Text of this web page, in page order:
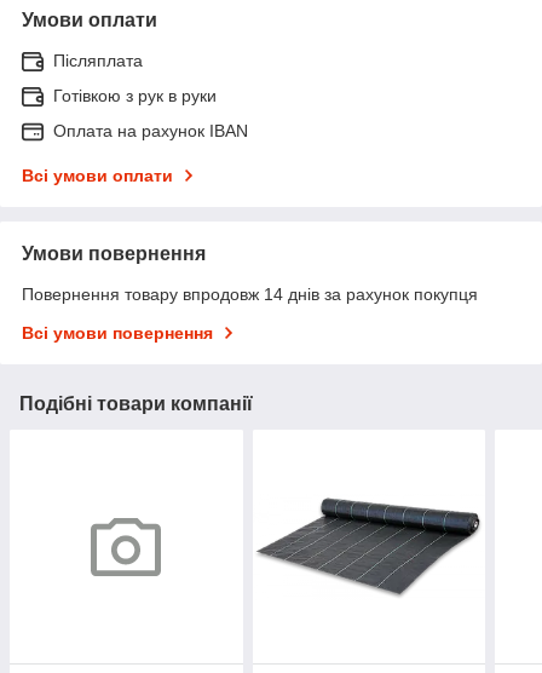
Умови оплати
Післяплата
Готівкою з рук в руки
Оплата на рахунок IBAN
Всі умови оплати
Умови повернення
Повернення товару впродовж 14 днів за рахунок покупця
Всі умови повернення
Подібні товари компанії